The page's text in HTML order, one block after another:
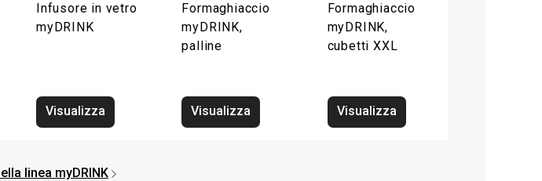
Infusore in vetro
myDRINK
Visualizza
Formaghiaccio
myDRINK,
palline
Visualizza
Formaghiaccio
myDRINK,
cubetti XXL
Visualizza
linea myDRINK